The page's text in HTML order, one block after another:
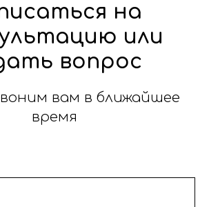
на
или
вопрос
вам в ближайшее
время